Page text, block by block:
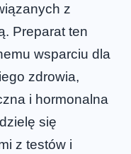
z
Preparat ten
wsparciu dla
zdrowia,
i hormonalna
się
z testów i